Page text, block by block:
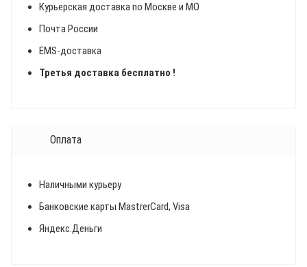
Курьерская доставка по Москве и МО
Почта России
EMS-доставка
Третья доставка бесплатно !
Оплата
Наличными курьеру
Банковские карты MastrerCard, Visa
Яндекс.Деньги